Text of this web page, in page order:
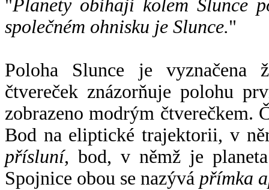
"Planety obíhají kolem Slunce
společném ohnisku je Slunce."
Poloha Slunce je vyznačena
čtvereček znázorňuje polohu
zobrazeno modrým čtverečkem.
Bod na eliptické trajektorii, v
přísluní, bod, v němž je
Spojnice obou se nazývá přímka